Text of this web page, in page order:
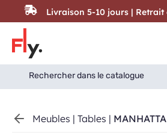
Passer au contenu
Search
for:
Search Button
Meubles | Tables |
Livraison 5-10 jours |